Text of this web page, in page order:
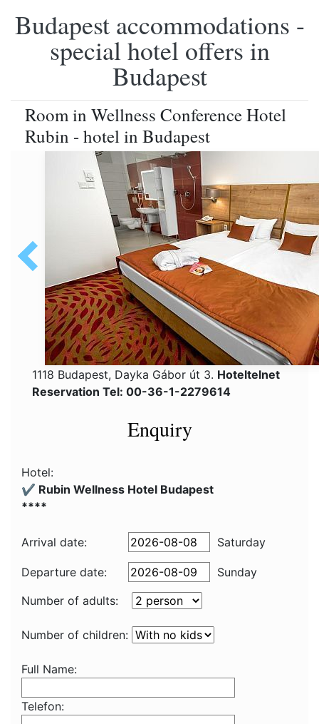
Budapest accommodations -
special hotel offers in
Budapest
Room in Wellness Conference Hotel
Rubin - hotel in Budapest
1118 Budapest, Dayka Gábor út 3. Hoteltelnet
Reservation Tel: 00-36-1-2279614
Enquiry
Hotel:
✔️ Rubin Wellness Hotel Budapest
****
Arrival date: Saturday
Departure date:
Sunday
Number of adults:
Number of children:
Full Name:
Telefon: